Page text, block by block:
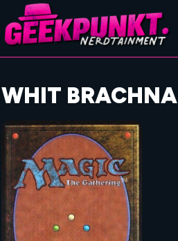
WHIT BRACHNA